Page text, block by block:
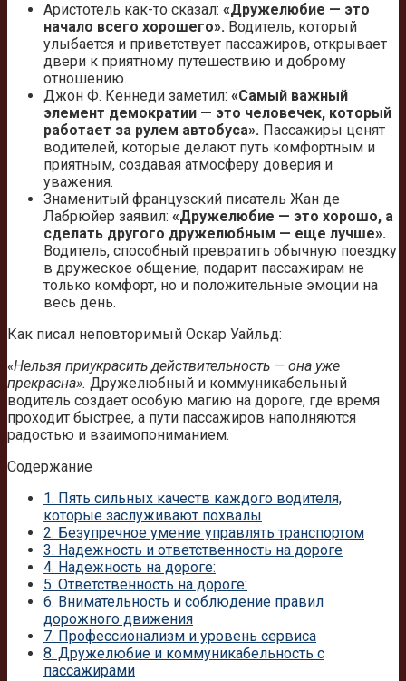
Аристотель как-то сказал: «Дружелюбие — это
начало всего хорошего». Водитель, который
улыбается и приветствует пассажиров, открывает
двери к приятному путешествию и доброму
отношению.
Джон Ф. Кеннеди заметил: «Самый важный
элемент демократии — это человечек, который
работает за рулем автобуса». Пассажиры ценят
водителей, которые делают путь комфортным и
приятным, создавая атмосферу доверия и
уважения.
Знаменитый французский писатель Жан де
Лабрюйер заявил: «Дружелюбие — это хорошо, а
сделать другого дружелюбным — еще лучше».
Водитель, способный превратить обычную поездку
в дружеское общение, подарит пассажирам не
только комфорт, но и положительные эмоции на
весь день.
Как писал неповторимый Оскар Уайльд:
«Нельзя приукрасить действительность — она уже
прекрасна». Дружелюбный и коммуникабельный
водитель создает особую магию на дороге, где время
проходит быстрее, а пути пассажиров наполняются
радостью и взаимопониманием.
Содержание
1. Пять сильных качеств каждого водителя,
которые заслуживают похвалы
2. Безупречное умение управлять транспортом
3. Надежность и ответственность на дороге
4. Надежность на дороге:
5. Ответственность на дороге:
6. Внимательность и соблюдение правил
дорожного движения
7. Профессионализм и уровень сервиса
8. Дружелюбие и коммуникабельность с
пассажирами